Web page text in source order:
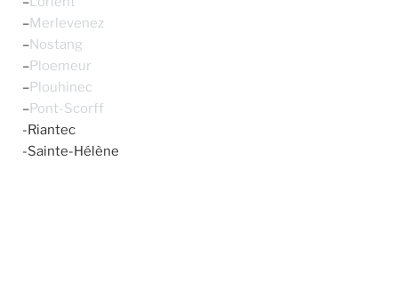
–Merlevenez
–Nostang
–Ploemeur
–Plouhinec
–Pont-Scorff
-Riantec
-Sainte-Hélène